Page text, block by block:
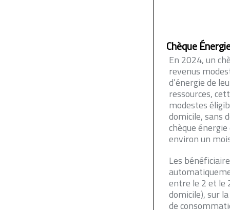
Chèque
En 2024, un
revenus
d’énergie de
ressources,
modestes
domicile, sans
chèque
environ un
Les
entre le 2 et le
domicile), sur
de